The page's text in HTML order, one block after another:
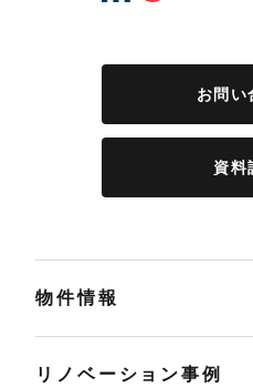
お問い
資料
物件情報
リノベーション事例